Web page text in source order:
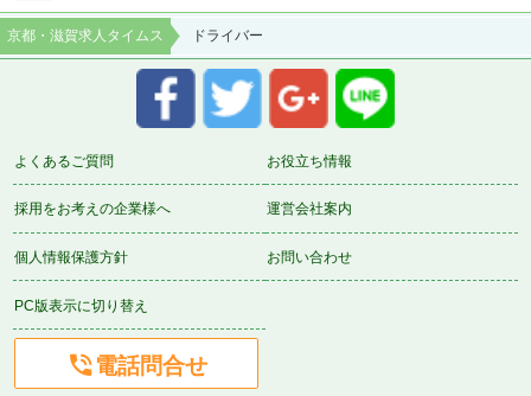
京都・滋賀求人タイムス ドライバー
よくあるご質問 お役立ち情報
採用をお考えの企業様へ 運営会社案内
個人情報保護方針 お問い合わせ
PC版表示に切り替え
電話問合せ